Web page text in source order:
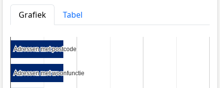
Grafiek
Tabel
Adressen met postcode
Adressen met postcode
Adressen met woonfunctie
Adressen met woonfunctie